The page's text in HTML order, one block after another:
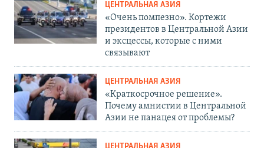
ЦЕНТРАЛЬНАЯ АЗИЯ
«Очень помпезно». Кортежи
президентов в Центральной Азии
и эксцессы, которые с ними
связывают
ЦЕНТРАЛЬНАЯ АЗИЯ
«Краткосрочное решение».
Почему амнистии в Центральной
Азии не панацея от проблемы?